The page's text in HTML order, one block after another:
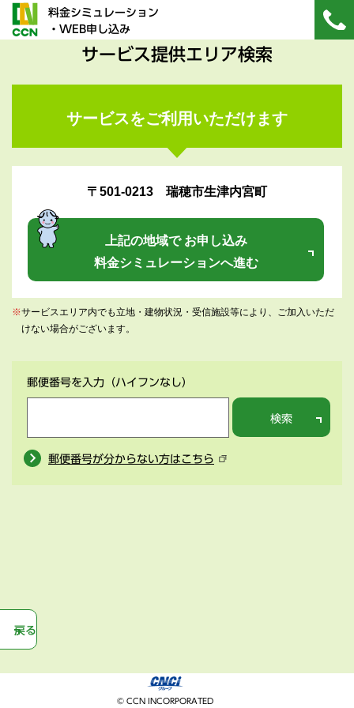
料金シミュレーション
・WEB申し込み
サービス提供エリア検索
サービスをご利用いただけます
〒501-0213 瑞穂市生津内宮町
上記の地域で お申し込み
料金シミュレーションへ進む
※サービスエリア内でも立地・建物状況・受信施設等により、ご加入いただ
けない場合がございます。
郵便番号を入力 （ハイフンなし）
検索
郵便番号が分からない方はこちら
戻る
© CCN INCORPORATED